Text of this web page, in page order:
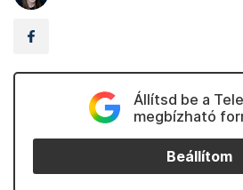
Állítsd be a
megbízható
Beállítom